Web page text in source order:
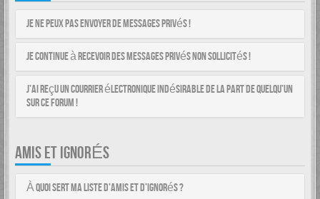
Je ne peux pas envoyer de messages privés !
Je continue à recevoir des messages privés non sollicités !
J’ai reçu un courrier électronique indésirable de la part de quelqu’un
sur ce forum !
AMIS ET IGNORÉS
À quoi sert ma liste d’amis et d’ignorés ?